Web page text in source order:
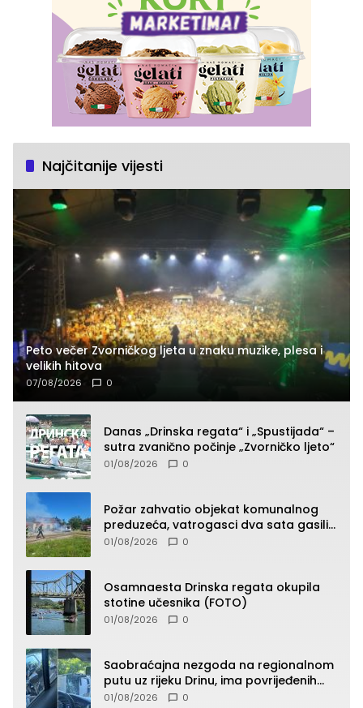
Najčitanije vijesti
Peto večer Zvorničkog ljeta u znaku muzike, plesa i
velikih hitova
07/08/2026 0
Danas „Drinska regata“ i „Spustijada“ –
sutra zvanično počinje „Zvorničko ljeto“
01/08/2026 0
Požar zahvatio objekat komunalnog
preduzeća, vatrogasci dva sata gasili
vatru (FOTO)
01/08/2026 0
Osamnaesta Drinska regata okupila
stotine učesnika (FOTO)
01/08/2026 0
Saobraćajna nezgoda na regionalnom
putu uz rijeku Drinu, ima povrijeđenih
lica (FOTO)
01/08/2026 0